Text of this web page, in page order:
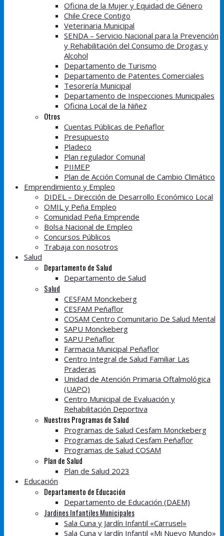
Oficina de la Mujer y Equidad de Género
Chile Crece Contigo
Veterinaria Municipal
SENDA – Servicio Nacional para la Prevención
y Rehabilitación del Consumo de Drogas y
Alcohol
Departamento de Turismo
Departamento de Patentes Comerciales
Tesorería Municipal
Departamento de Inspecciones Municipales
Oficina Local de la Niñez
Otros
Cuentas Públicas de Peñaflor
Presupuesto
Pladeco
Plan regulador Comunal
PIIMEP
Plan de Acción Comunal de Cambio Climático
Emprendimiento y Empleo
DIDEL – Dirección de Desarrollo Económico Local
OMIL y Peña Empleo
Comunidad Peña Emprende
Bolsa Nacional de Empleo
Concursos Públicos
Trabaja con nosotros
Salud
Departamento de Salud
Departamento de Salud
Salud
CESFAM Monckeberg
CESFAM Peñaflor
COSAM Centro Comunitario De Salud Mental
SAPU Monckeberg
SAPU Peñaflor
Farmacia Municipal Peñaflor
Centro Integral de Salud Familiar Las
Praderas
Unidad de Atención Primaria Oftalmológica
(UAPO)
Centro Municipal de Evaluación y
Rehabilitación Deportiva
Nuestros Programas de Salud
Programas de Salud Cesfam Monckeberg
Programas de Salud Cesfam Peñaflor
Programas de Salud COSAM
Plan de Salud
Plan de Salud 2023
Educación
Departamento de Educación
Departamento de Educación (DAEM)
Jardines Infantiles Municipales
Sala Cuna y Jardín Infantil «Carrusel»
Sala Cuna y Jardín Infantil «Mi Nuevo Mundo»